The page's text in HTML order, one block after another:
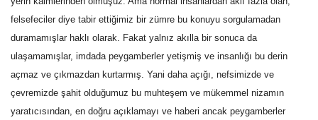
felsefeciler diye tabir ettiğimiz bir zümre bu konuyu sorgulamadan
duramamışlar haklı olarak. Fakat yalnız akılla bir sonuca da
ulaşamamışlar, imdada peygamberler yetişmiş ve insanlığı bu derin
açmaz ve çıkmazdan kurtarmış. Yani daha açığı, nefsimizde ve
çevremizde şahit olduğumuz bu muhteşem ve mükemmel nizamın
yaratıcısından, en doğru açıklamayı ve haberi ancak peygamberler